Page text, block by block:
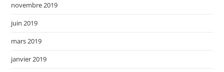
novembre 2019
juin 2019
mars 2019
janvier 2019